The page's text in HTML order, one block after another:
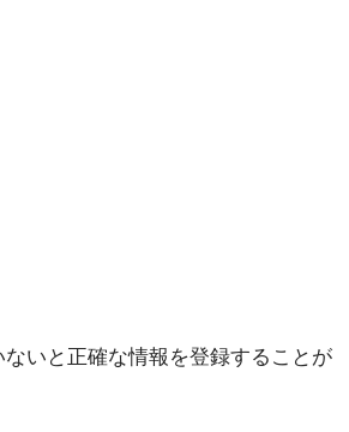
いと正確な情報を登録することが